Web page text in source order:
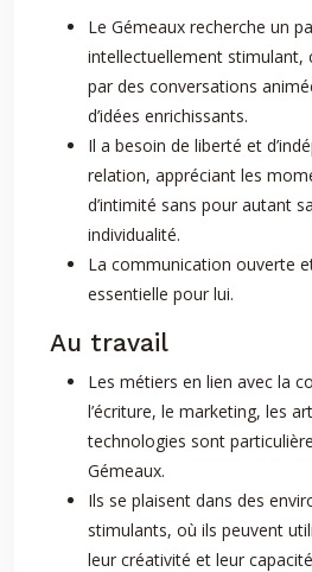
Le Gémeaux recherche un
intellectuellement stimulant,
par des conversations
d’idées enrichissants.
Il a besoin de liberté et
relation, appréciant les
d’intimité sans pour autant
individualité.
La communication ouverte
essentielle pour lui.
Au travail
Les métiers en lien avec la
l’écriture, le marketing, les
technologies sont
Gémeaux.
Ils se plaisent dans des
stimulants, où ils peuvent
leur créativité et leur